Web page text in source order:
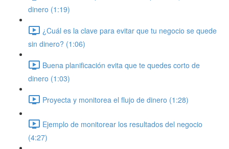
dinero (1:19)
¿Cuál es la clave para evitar que tu negocio se quede
sin dinero? (1:06)
Buena planificación evita que te quedes corto de
dinero (1:03)
Proyecta y monitorea el flujo de dinero (1:28)
Ejemplo de monitorear los resultados del negocio
(4:27)